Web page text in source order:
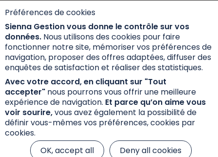
Préférences de cookies
Sienna Gestion vous donne le contrôle sur vos
données. Nous utilisons des cookies pour faire
fonctionner notre site, mémoriser vos préférences de
navigation, proposer des offres adaptées, diffuser des
enquêtes de satisfaction et réaliser des statistiques.
Avec votre accord, en cliquant sur "Tout
accepter" nous pourrons vous offrir une meilleure
expérience de navigation. Et parce qu’on aime vous
voir sourire,vous avez également la possibilité de
définir vous-mêmes vos préférences, cookies par
cookies.
OK, accept all
Deny all cookies
La Lettre Marchés et Convictions - février-2025
765.75 KB
Newsletter Markets and Convictions - february
2025
768.14 KB